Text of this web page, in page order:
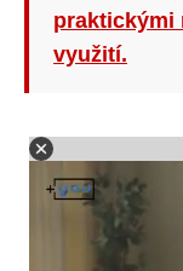
praktickými
využití.